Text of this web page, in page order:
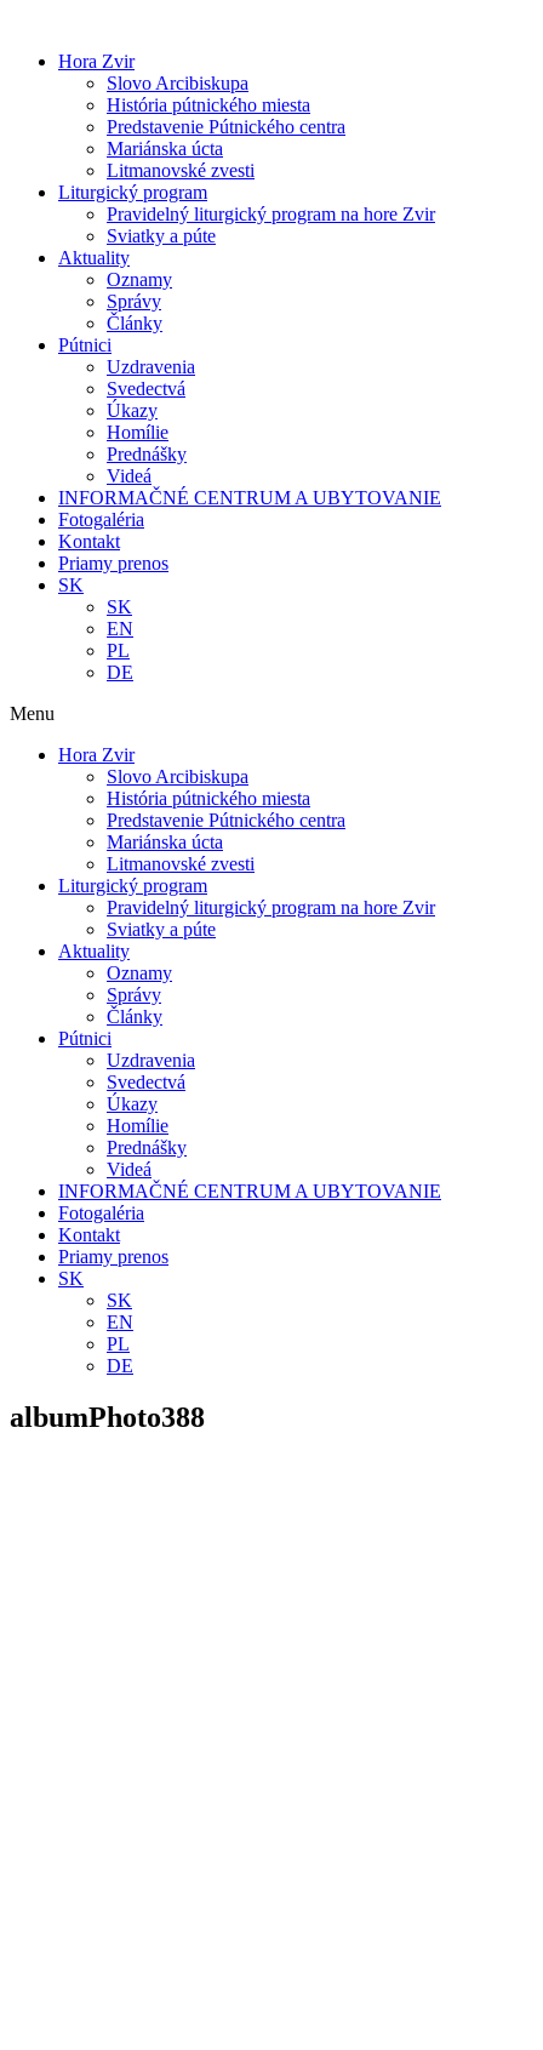
obsah
Hora Zvir
Slovo Arcibiskupa
História pútnického miesta
Predstavenie Pútnického centra
Mariánska úcta
Litmanovské zvesti
Liturgický program
Pravidelný liturgický program na hore Zvir
Sviatky a púte
Aktuality
Oznamy
Správy
Články
Pútnici
Uzdravenia
Svedectvá
Úkazy
Homílie
Prednášky
Videá
INFORMAČNÉ CENTRUM A UBYTOVANIE
Fotogaléria
Kontakt
Priamy prenos
SK
SK
EN
PL
DE
Menu
Hora Zvir
Slovo Arcibiskupa
História pútnického miesta
Predstavenie Pútnického centra
Mariánska úcta
Litmanovské zvesti
Liturgický program
Pravidelný liturgický program na hore Zvir
Sviatky a púte
Aktuality
Oznamy
Správy
Články
Pútnici
Uzdravenia
Svedectvá
Úkazy
Homílie
Prednášky
Videá
INFORMAČNÉ CENTRUM A UBYTOVANIE
Fotogaléria
Kontakt
Priamy prenos
SK
SK
EN
PL
DE
albumPhoto388